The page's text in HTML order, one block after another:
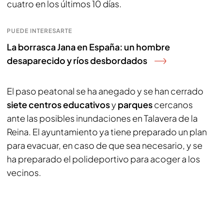
cuatro en los últimos 10 días.
PUEDE INTERESARTE
La borrasca Jana en España: un hombre
desaparecido y ríos desbordados
El paso peatonal se ha anegado y se han cerrado
siete centros educativosy parquescercanos
ante las posibles inundaciones en Talavera de la
Reina. El ayuntamiento ya tiene preparado un plan
para evacuar, en caso de que sea necesario, y se
ha preparado el polideportivo para acoger a los
vecinos.